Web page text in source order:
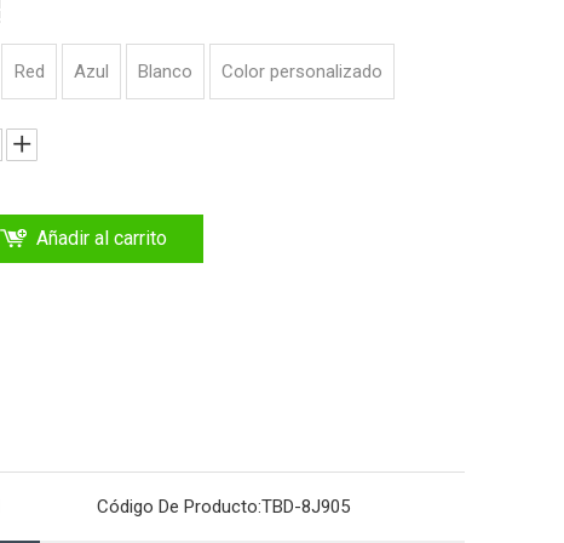
Red Azul Blanco Color personalizado
Añadir al carrito
Código De Producto:TBD-8J905